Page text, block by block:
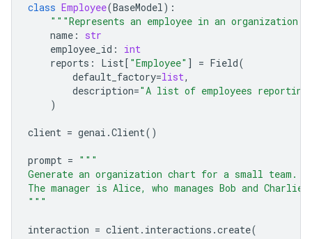
class Employee(BaseModel):
"""Represents an employee in an
name :
str
employee_id :
int
reports : List[ "Employee" ] = Field(
default_factory=list,
description="A list of employees
)
client = genai .Client()
prompt = """
Generate an organization chart for a small team.
The manager is Alice, who manages Bob and Charlie.
"""
interaction = client. interactions .create(